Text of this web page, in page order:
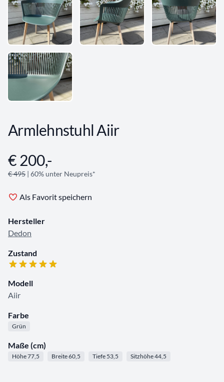
Armlehnstuhl Aiir
Angebotsinformationen
€ 200,-
€ 495 | 60% unter Neupreis*
Als Favorit speichern
Hersteller
Dedon
Zustand
Modell
Aiir
Farbe
Grün
Maße (cm)
Höhe 77,5 Breite 60,5 Tiefe 53,5 Sitzhöhe 44,5